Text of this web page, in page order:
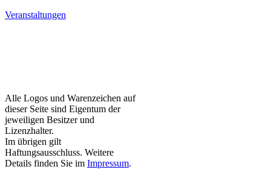
Veranstaltungen
Alle Logos und Warenzeichen auf
dieser Seite sind Eigentum der
jeweiligen Besitzer und
Lizenzhalter.
Im übrigen gilt
Haftungsausschluss. Weitere
Details finden Sie im Impressum.